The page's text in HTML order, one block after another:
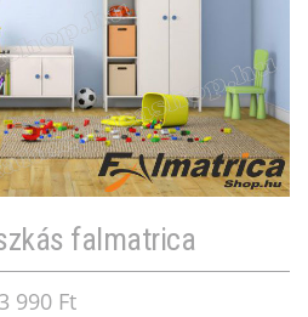
falmatrica
3 990 Ft